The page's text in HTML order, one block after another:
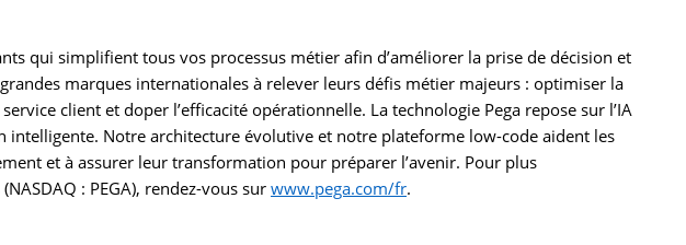
qui simplifient tous vos processus métier afin d’améliorer la prise de décision et
marques internationales à relever leurs défis métier majeurs : optimiser la
client et doper l’efficacité opérationnelle. La technologie Pega repose sur l’IA
intelligente. Notre architecture évolutive et notre plateforme low-code aident les
et à assurer leur transformation pour préparer l’avenir. Pour plus
: PEGA), rendez-vous sur www.pega.com/fr.